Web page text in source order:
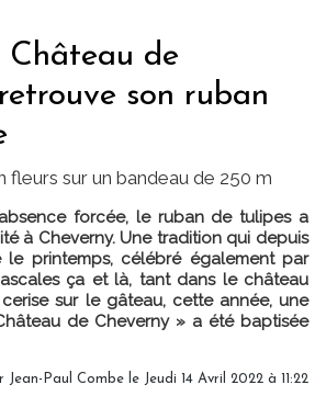
Château de
son ruban
fleurs sur un bandeau de 250 m
forcée, le ruban de tulipes a
à Cheverny. Une tradition qui depuis
le printemps, célébré également par
ça et là, tant dans le château
cerise sur le gâteau, cette année, une
de Cheverny » a été baptisée
Jean-Paul Combe le Jeudi 14 Avril 2022 à 11:22